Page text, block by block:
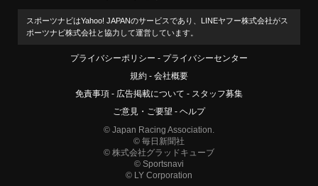
スポーツナビはYahoo! JAPANのサービスであり、LINEヤフー株式会社がス
ポーツナビ株式会社と協力して運営しています。
プライバシーポリシー
プライバシーセンター
規約
会社概要
免責事項
広告掲載について
スタッフ募集
ご意見・ご要望
ヘルプ
© Japan Racing Association.
© 毎日新聞社
© 株式会社グラッドキューブ
© Sportsnavi
© LY Corporation